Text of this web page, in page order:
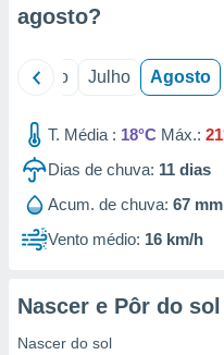
de
agosto?
Junho Julho Agosto
T. Média : 18°C Máx.:
Dias de chuva: 11 dias
Acum. de chuva: 67 mm
Vento médio: 16 km/h
Nascer e Pôr do sol
Nascer do sol